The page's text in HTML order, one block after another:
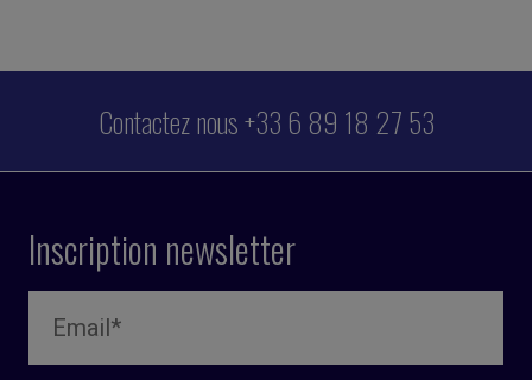
Contactez nous +33 6 89 18 27 53
Inscription newsletter